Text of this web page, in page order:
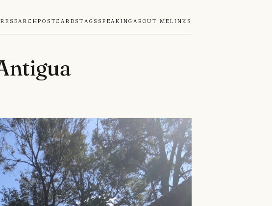
ResearchPostcardsTags SpeakingAbout MeLinks